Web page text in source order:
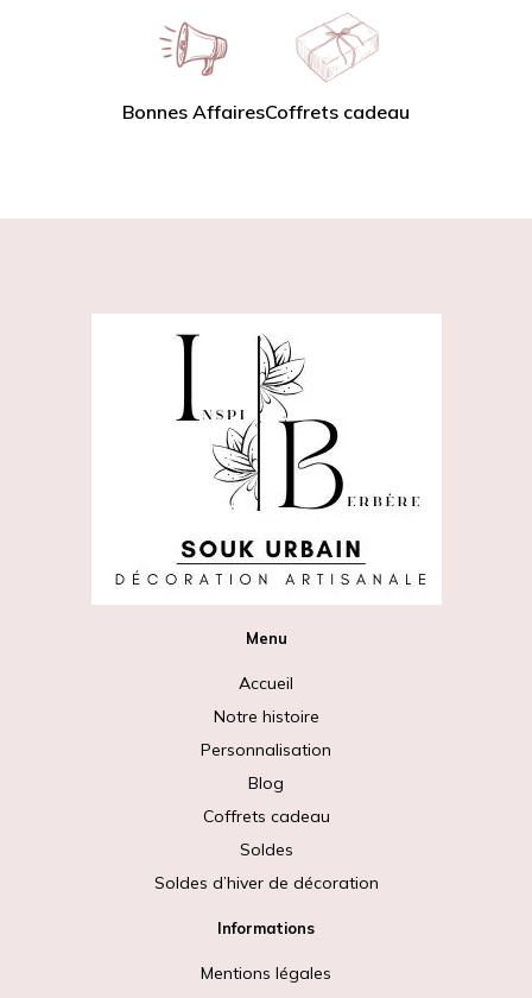
Bonnes AffairesCoffrets cadeau
Menu
Accueil
Notre histoire
Personnalisation
Blog
Coffrets cadeau
Soldes
Soldes d’hiver de décoration
Informations
Mentions légales